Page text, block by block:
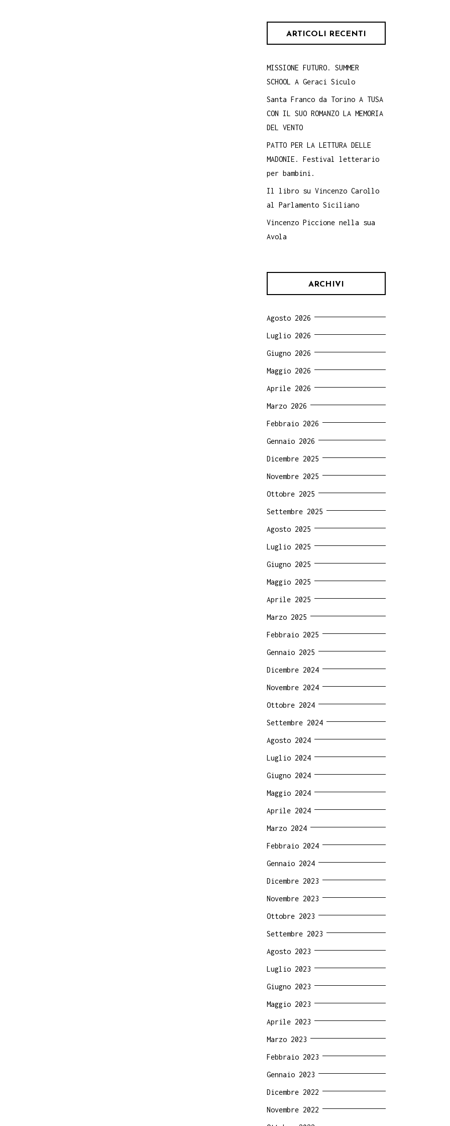
ARTICOLI RECENTI
MISSIONE FUTURO. SUMMER
SCHOOL A Geraci Siculo
Santa Franco da Torino A TUSA
CON IL SUO ROMANZO LA MEMORIA
DEL VENTO
PATTO PER LA LETTURA DELLE
MADONIE. Festival letterario
per bambini.
Il libro su Vincenzo Carollo
al Parlamento Siciliano
Vincenzo Piccione nella sua
Avola
ARCHIVI
Agosto 2026
Luglio 2026
Giugno 2026
Maggio 2026
Aprile 2026
Marzo 2026
Febbraio 2026
Gennaio 2026
Dicembre 2025
Novembre 2025
Ottobre 2025
Settembre 2025
Agosto 2025
Luglio 2025
Giugno 2025
Maggio 2025
Aprile 2025
Marzo 2025
Febbraio 2025
Gennaio 2025
Dicembre 2024
Novembre 2024
Ottobre 2024
Settembre 2024
Agosto 2024
Luglio 2024
Giugno 2024
Maggio 2024
Aprile 2024
Marzo 2024
Febbraio 2024
Gennaio 2024
Dicembre 2023
Novembre 2023
Ottobre 2023
Settembre 2023
Agosto 2023
Luglio 2023
Giugno 2023
Maggio 2023
Aprile 2023
Marzo 2023
Febbraio 2023
Gennaio 2023
Dicembre 2022
Novembre 2022